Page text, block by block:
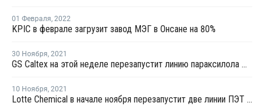
01 Февраля, 2022
KPIC в феврале загрузит завод МЭГ в Онсане на 80%
30 Ноября, 2021
GS Caltex на этой неделе перезапустит линию параксилола № 1 в Йосу после планового ремонта
10 Ноября, 2021
Lotte Chemical в начале ноября перезапустит две линии ПЭТ в Ульсане после планового ремонта